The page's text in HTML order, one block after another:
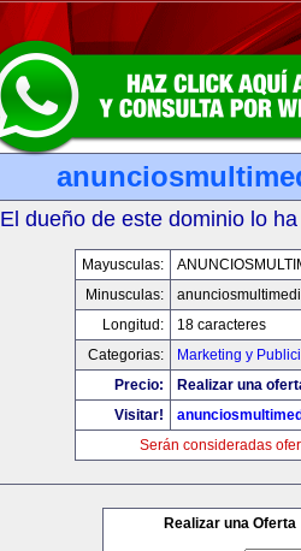
El dueño de este dominio lo
Mayusculas:
Minusculas:
Longitud:
18 caracteres
Categorias:
Marketing y
Precio:
Realizar una
Visitar!
Serán consideradas
Realizar una Oferta